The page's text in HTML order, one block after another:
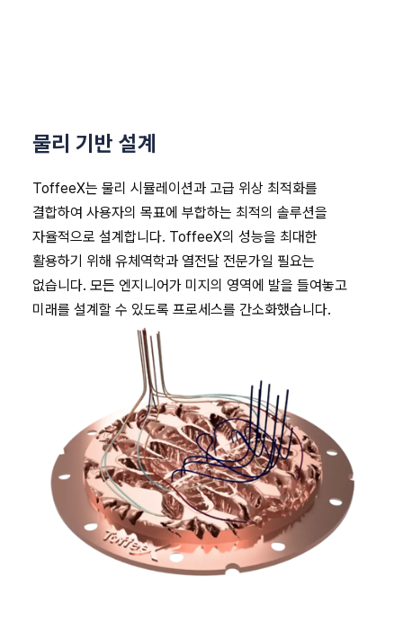
물리 기반 설계
ToffeeX는 물리 시뮬레이션과 고급 위상 최적화를
결합하여 사용자의 목표에 부합하는 최적의 솔루션을
자율적으로 설계합니다. ToffeeX의 성능을 최대한
활용하기 위해 유체역학과 열전달 전문가일 필요는
없습니다. 모든 엔지니어가 미지의 영역에 발을 들여놓고
미래를 설계할 수 있도록 프로세스를 간소화했습니다.